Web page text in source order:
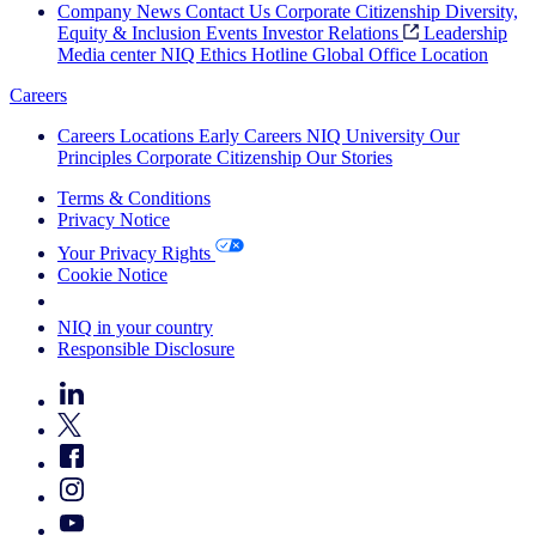
Company News Contact Us Corporate Citizenship Diversity,
Equity & Inclusion Events Investor Relations
Leadership
Media center NIQ Ethics Hotline Global Office Location
Careers
Careers Locations Early Careers NIQ University Our
Principles Corporate Citizenship Our Stories
Terms & Conditions
Privacy Notice
Your Privacy Rights
Cookie Notice
NIQ in your country
Responsible Disclosure